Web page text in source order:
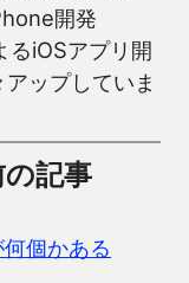
開発
るiOSアプリ開
ップしていま
記事
個かある